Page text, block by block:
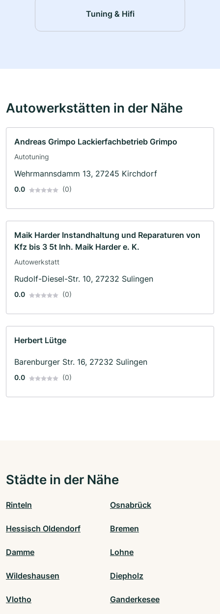
Tuning & Hifi
Autowerkstätten in der Nähe
Andreas Grimpo Lackierfachbetrieb Grimpo
Autotuning
Wehrmannsdamm 13, 27245 Kirchdorf
0.0 (0)
Maik Harder Instandhaltung und Reparaturen von
Kfz bis 3 5t Inh. Maik Harder e. K.
Autowerkstatt
Rudolf-Diesel-Str. 10, 27232 Sulingen
0.0 (0)
Herbert Lütge
Barenburger Str. 16, 27232 Sulingen
0.0 (0)
Städte in der Nähe
Rinteln Osnabrück
Hessisch Oldendorf Bremen
Damme Lohne
Wildeshausen Diepholz
Vlotho Ganderkesee